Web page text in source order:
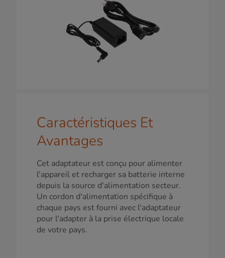
Caractéristiques Et
Avantages
Cet adaptateur est conçu pour alimenter
l'appareil et recharger sa batterie interne
depuis la source d'alimentation secteur.
Un cordon d'alimentation spécifique à
chaque pays est fourni avec l'adaptateur
pour l'adapter à la prise électrique locale
de votre pays.